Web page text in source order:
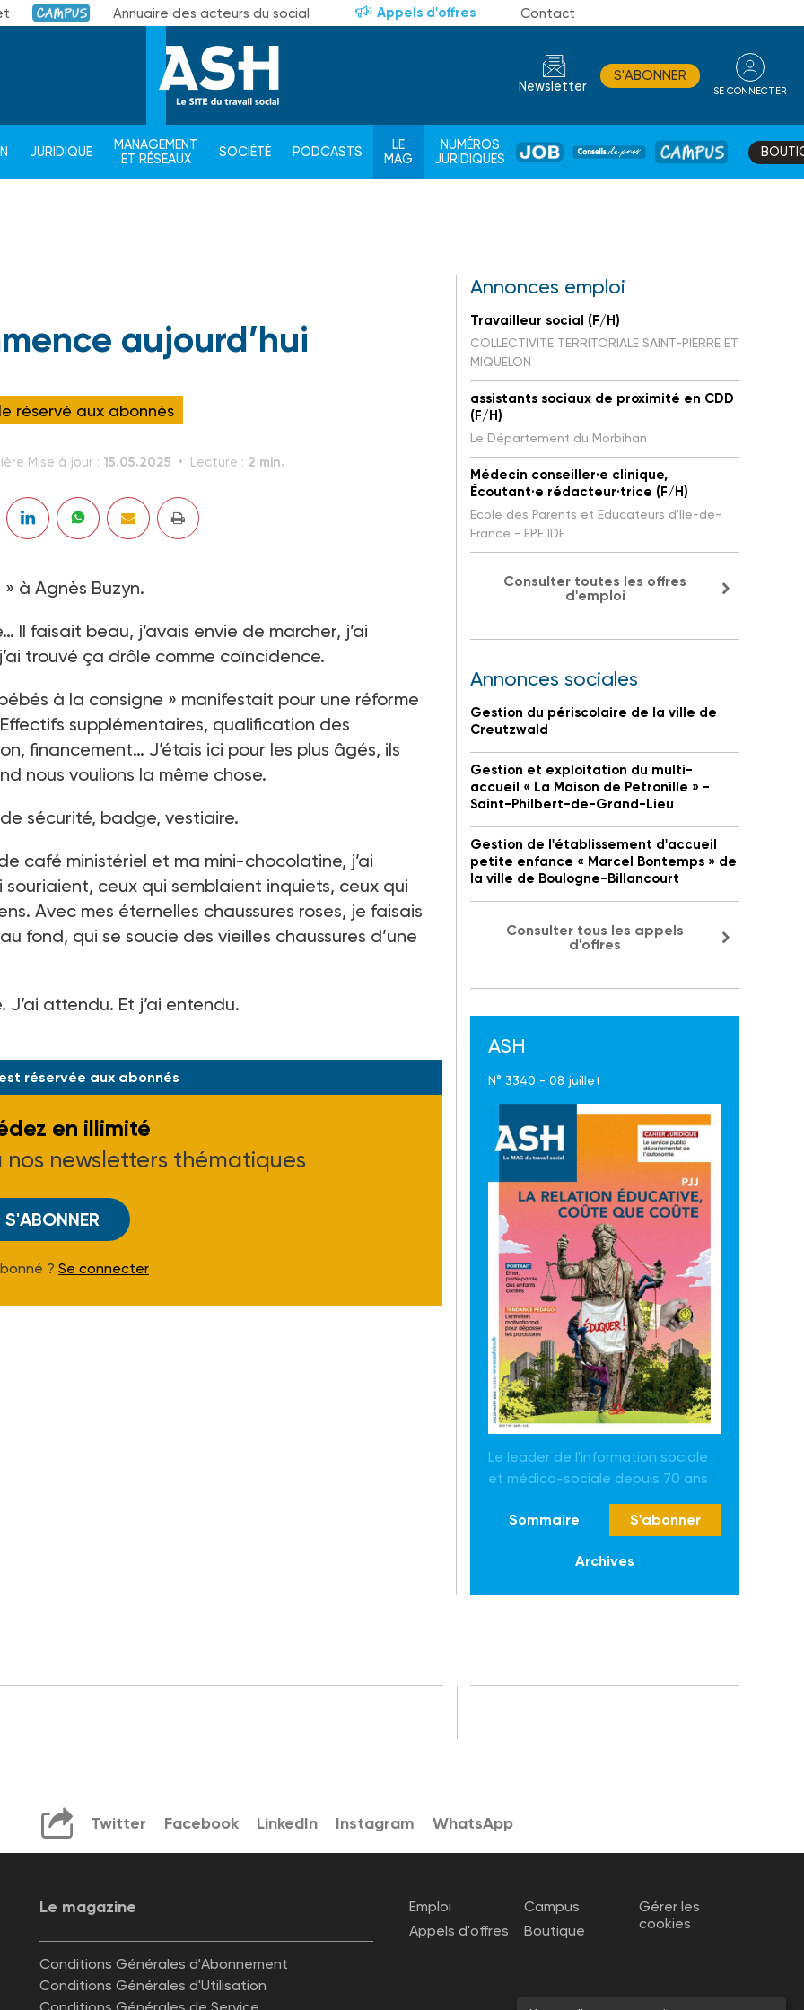
Campus Annuaire des acteurs du social Appels d'offres Contact
Newsletter
S'ABONNER
SE CONNECTER
JURIDIQUE
MANAGEMENT
ET RÉSEAUX
SOCIÉTÉ PODCASTS
LE
MAG
NUMÉROS
JURIDIQUES
JOB
DE
CAMPUS
aujourd’hui
réservé aux abonnés
Mise à jour : 15.05.2025 Lecture : 2 min.
à Agnès Buzyn.
faisait beau, j’avais envie de marcher, j’ai
trouvé ça drôle comme coïncidence.
à la consigne » manifestait pour une réforme
supplémentaires, qualification des
financement… J’étais ici pour les plus âgés, ils
nous voulions la même chose.
sécurité, badge, vestiaire.
café ministériel et ma mini-chocolatine, j’ai
ceux qui semblaient inquiets, ceux qui
Avec mes éternelles chaussures roses, je faisais
fond, qui se soucie des vieilles chaussures d’une
attendu. Et j’ai entendu.
réservée aux abonnés
en illimité
nos newsletters thématiques
S'ABONNER
? Se connecter
Annonces emploi
Travailleur social (F/H)
COLLECTIVITE TERRITORIALE SAINT-PIERRE ET
MIQUELON
assistants sociaux de proximité en CDD
(F/H)
Le Département du Morbihan
Médecin conseiller·e clinique,
Écoutant·e rédacteur·trice (F/H)
Ecole des Parents et Educateurs d'Ile-de-
France - EPE IDF
Consulter toutes les offres
d'emploi
Annonces sociales
Gestion du périscolaire de la ville de
Creutzwald
Gestion et exploitation du multi-
accueil « La Maison de Petronille » -
Saint-Philbert-de-Grand-Lieu
Gestion de l'établissement d'accueil
petite enfance « Marcel Bontemps » de
la ville de Boulogne-Billancourt
Consulter tous les appels
d'offres
ASH
N° 3340 - 08 juillet
Le leader de l'information sociale
et médico-sociale depuis 70 ans
Sommaire S'abonner
Archives
Twitter Facebook LinkedIn Instagram WhatsApp
Le magazine
Conditions Générales d'Abonnement
Conditions Générales d'Utilisation
Emploi
Appels d'offres
Campus
Boutique
Gérer les
cookies